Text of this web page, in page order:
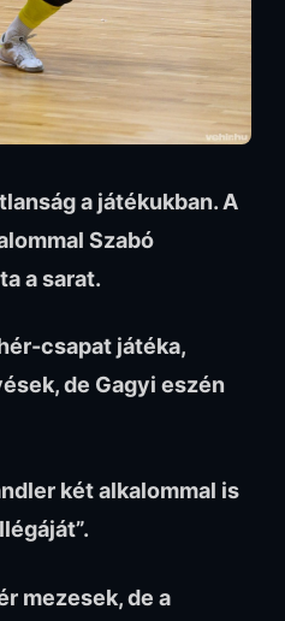
a játékukban. A
Szabó
a sarat.
csapat játéka,
de Gagyi eszén
két alkalommal is
mezesek, de a